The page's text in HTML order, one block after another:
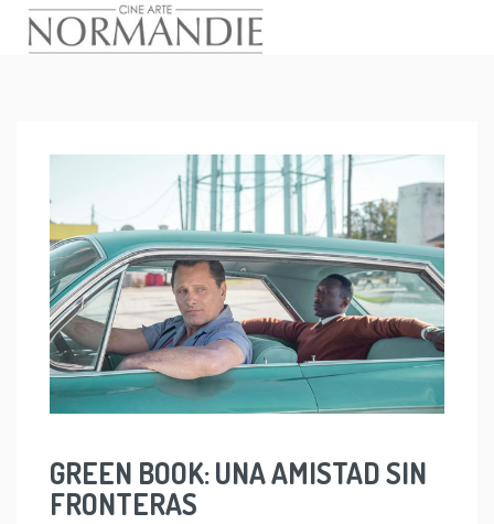
GREEN BOOK: UNA AMISTAD SIN
FRONTERAS